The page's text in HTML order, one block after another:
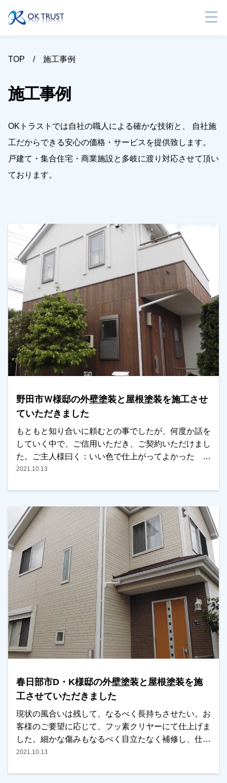
TOP 施工事例
施工事例
OKトラストでは自社の職人による確かな技術と、 自社施
工だからできる安心の価格・サービスを提供致します。
戸建て・集合住宅・商業施設と多岐に渡り対応させて頂い
ております。
野田市Ｗ様邸の外壁塗装と屋根塗装を施工させ
ていただきました
もともと知り合いに頼むとの事でしたが、何度か話を
していく中で、ご信用いただき、ご契約いただけまし
た。ご主人様曰く：いい色で仕上がってよかった と
の事です。ありがとうございました！越谷市・春日部
2021.10.13
春日部市D・K様邸の外壁塗装と屋根塗装を施
工させていただきました
現状の風合いは残して、なるべく長持ちさせたい。お
客様のご要望に応じて、フッ素クリヤーにて仕上げま
した。細かな傷みもなるべく目立たなく補修し、仕上
がりには満足していただけました。ありがとうござい
2021.10.13